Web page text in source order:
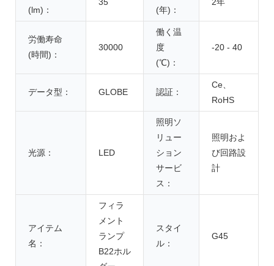
(lm)：
(年)：
労働寿命
(時間)：
30000
働く温
度
(℃)：
-20 - 40
データ型： GLOBE 認証：
Ce、
RoHS
光源： LED
照明ソ
リュー
ション
サービ
ス：
照明およ
び回路設
計
アイテム
名：
フィラ
メント
ランプ
B22ホル
スタイ
ル：
G45